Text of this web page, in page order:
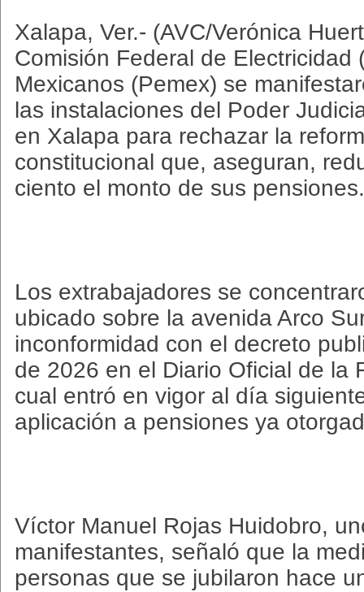
Xalapa, Ver.- (AVC/Verónica
Comisión Federal de Electricidad
Mexicanos (Pemex) se
las instalaciones del Poder
en Xalapa para rechazar la
constitucional que, aseguran,
ciento el monto de sus pensiones.
Los extrabajadores se
ubicado sobre la avenida Arco
inconformidad con el decreto
de 2026 en el Diario Oficial de la
cual entró en vigor al día
aplicación a pensiones ya
Víctor Manuel Rojas Huidobro,
manifestantes, señaló que la
personas que se jubilaron hace